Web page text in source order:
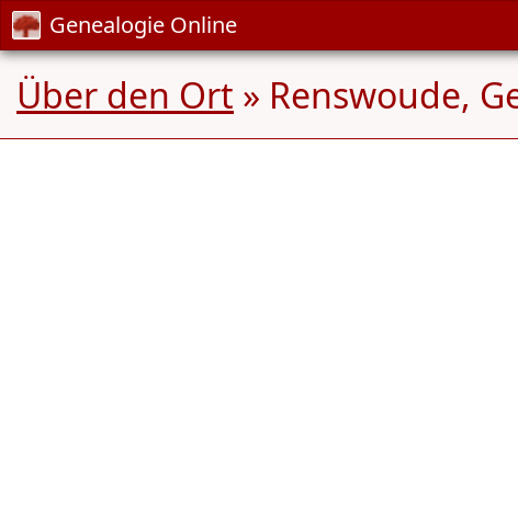
Genealogie Online
Über den Ort » Renswoude,